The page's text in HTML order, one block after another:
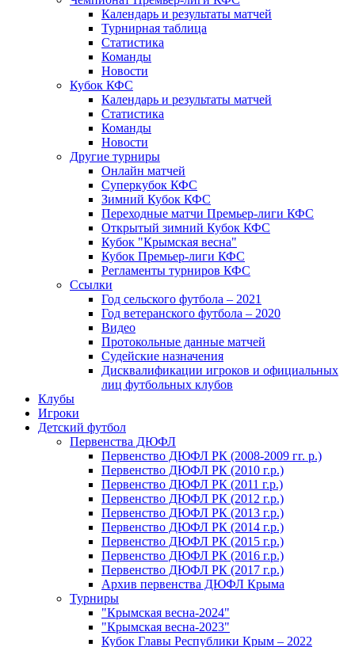
Календарь и результаты матчей
Турнирная таблица
Статистика
Команды
Новости
Кубок КФС
Календарь и результаты матчей
Статистика
Команды
Новости
Другие турниры
Онлайн матчей
Суперкубок КФС
Зимний Кубок КФС
Переходные матчи Премьер-лиги КФС
Открытый зимний Кубок КФС
Кубок "Крымская весна"
Кубок Премьер-лиги КФС
Регламенты турниров КФС
Ссылки
Год сельского футбола – 2021
Год ветеранского футбола – 2020
Видео
Протокольные данные матчей
Судейские назначения
Дисквалификации игроков и официальных
лиц футбольных клубов
Клубы
Игроки
Детский футбол
Первенства ДЮФЛ
Первенство ДЮФЛ РК (2008-2009 гг. р.)
Первенство ДЮФЛ РК (2010 г.р.)
Первенство ДЮФЛ РК (2011 г.р.)
Первенство ДЮФЛ РК (2012 г.р.)
Первенство ДЮФЛ РК (2013 г.р.)
Первенство ДЮФЛ РК (2014 г.р.)
Первенство ДЮФЛ РК (2015 г.р.)
Первенство ДЮФЛ РК (2016 г.р.)
Первенство ДЮФЛ РК (2017 г.р.)
Архив первенства ДЮФЛ Крыма
Турниры
"Крымская весна-2024"
"Крымская весна-2023"
Кубок Главы Республики Крым – 2022